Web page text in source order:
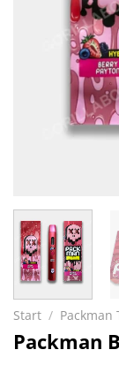
Start / Packman
Packman